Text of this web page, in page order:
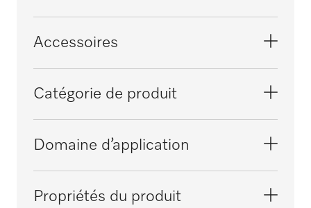
laboratoire
Accessoires
PLW 6011
Catégorie de produit
Complément/module pour les tubes à essai
Domaine d’application
Traitement de la verrerie de laboratoire
Propriétés du produit